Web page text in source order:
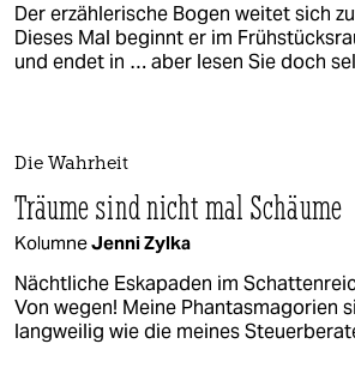
Der erzählerische Bogen weitet sich
Dieses Mal beginnt er im
und endet in … aber lesen Sie doch
Die Wahrheit
Träume sind nicht mal Schäume
KolumneJenni Zylka
Nächtliche Eskapaden im
Von wegen! Meine Phantasmagorien
langweilig wie die meines